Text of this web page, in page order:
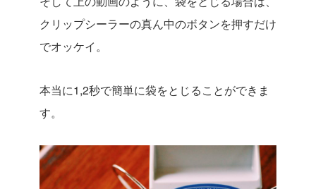
クリップシーラーの真ん中のボタンを押すだけ
でオッケイ。
本当に1,2秒で簡単に袋をとじることができま
す。